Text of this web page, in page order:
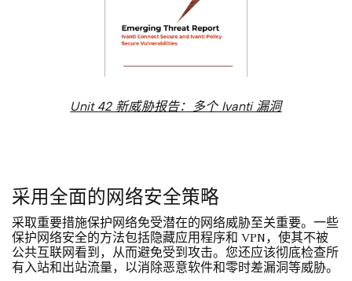
Unit 42 新威胁报告：多个 Ivanti 漏洞
采用全面的网络安全策略
采取重要措施保护网络免受潜在的网络威胁至关重要。一些
保护网络安全的方法包括隐藏应用程序和 VPN，使其不被
公共互联网看到，从而避免受到攻击。您还应该彻底检查所
有入站和出站流量，以消除恶意软件和零时差漏洞等威胁。